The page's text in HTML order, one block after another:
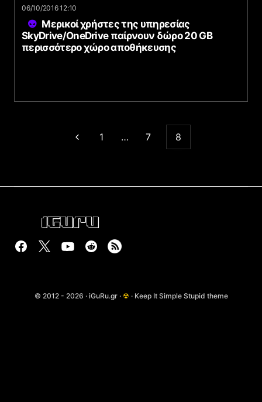
06/10/2016 12:10
Μερικοί χρήστες της υπηρεσίας
SkyDrive/OneDrive παίρνουν δώρο 20 GB
περισσότερο χώρο αποθήκευσης
1 … 7 8
© 2012 - 2026 · iGuRu.gr · ☢ · Keep It Simple Stupid theme